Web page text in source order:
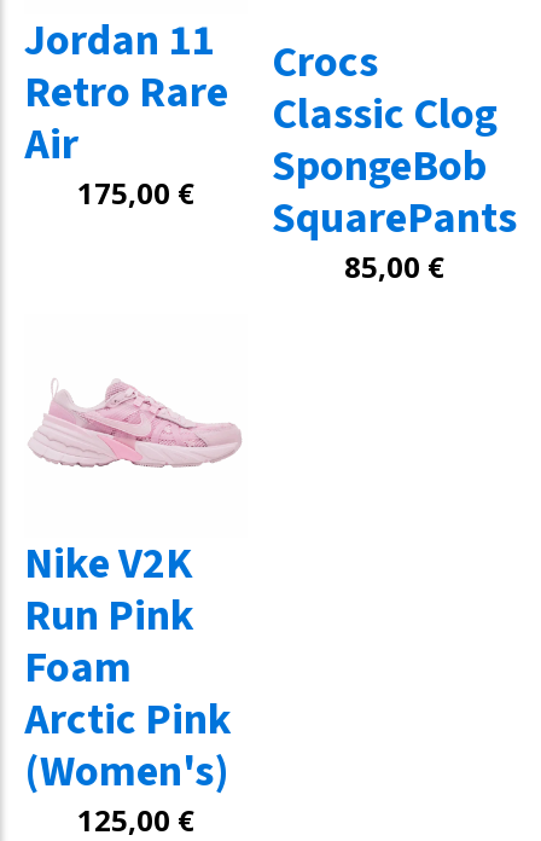
Jordan 11
Retro Rare
Air
175,00 €
Crocs
Classic Clog
SpongeBob
SquarePants
85,00 €
Nike V2K
Run Pink
Foam
Arctic Pink
(Women's)
125,00 €